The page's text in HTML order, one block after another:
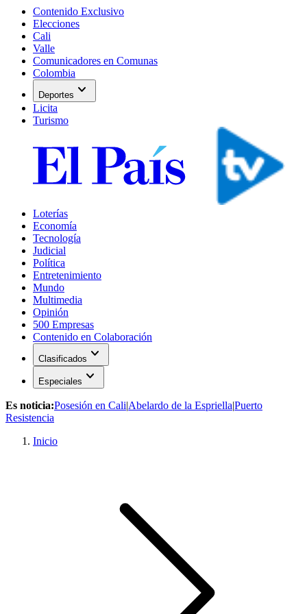
Contenido Exclusivo
Elecciones
Cali
Valle
Comunicadores en Comunas
Colombia
Deportes expand_more
Licita
Turismo
Loterías
Economía
Tecnología
Judicial
Política
Entretenimiento
Mundo
Multimedia
Opinión
500 Empresas
Contenido en Colaboración
Clasificados expand_more
Especiales expand_more
Es noticia:Posesión en Cali|Abelardo de la Espriella|Puerto
Resistencia
Inicio